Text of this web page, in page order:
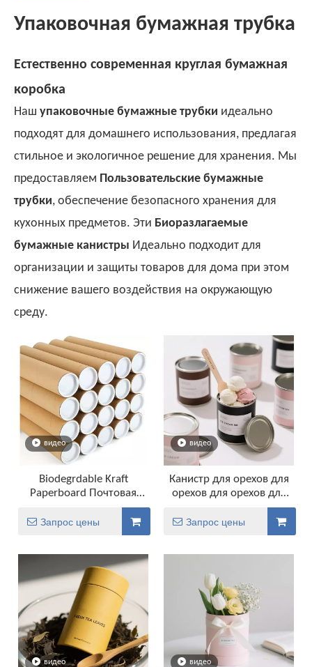
Упаковочная бумажная трубка
Естественно современная круглая бумажная
коробка
Наш упаковочные бумажные трубки идеально
подходят для домашнего использования, предлагая
стильное и экологичное решение для хранения. Мы
предоставляем Пользовательские бумажные
трубки, обеспечение безопасного хранения для
кухонных предметов. Эти Биоразлагаемые
бумажные канистры Идеально подходит для
организации и защиты товаров для дома при этом
снижение вашего воздействия на окружающую
среду.
видео
Biodegrdable Kraft
Paperboard Почтовая
бумага Canister
Запрос цены
видео
Канистр для орехов для
орехов для орехов для
Запрос цены
видео видео